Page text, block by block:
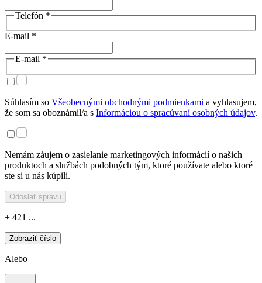
Telefón *
E-mail *
E-mail *
Súhlasím so Všeobecnými obchodnými podmienkami a vyhlasujem,
že som sa oboznámil/a s Informáciou o spracúvaní osobných údajov.
Nemám záujem o zasielanie marketingových informácií o našich
produktoch a službách podobných tým, ktoré používate alebo ktoré
ste si u nás kúpili.
Odoslať správu
+ 421 ...
Zobraziť číslo
Alebo